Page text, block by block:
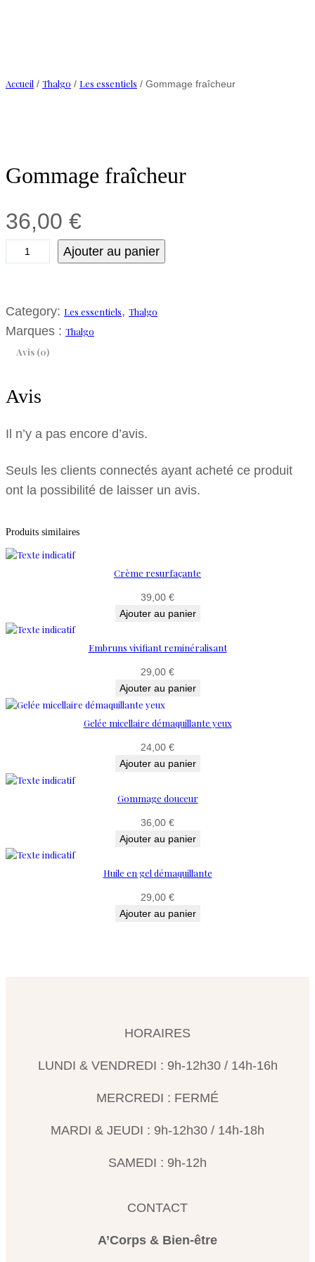
Accueil / Thalgo / Les essentiels / Gommage fraîcheur
Gommage fraîcheur
36,00 €
Ajouter au panier
Category: Les essentiels, Thalgo
Marques : Thalgo
Avis (0)
Avis
Il n’y a pas encore d’avis.
Seuls les clients connectés ayant acheté ce produit
ont la possibilité de laisser un avis.
Produits similaires
Crème resurfaçante
39,00 €
Ajouter au panier
Embruns vivifiant reminéralisant
29,00 €
Ajouter au panier
Gelée micellaire démaquillante yeux
24,00 €
Ajouter au panier
Gommage douceur
36,00 €
Ajouter au panier
Huile en gel démaquillante
29,00 €
Ajouter au panier
HORAIRES
LUNDI & VENDREDI : 9h-12h30 / 14h-16h
MERCREDI : FERMÉ
MARDI & JEUDI : 9h-12h30 / 14h-18h
SAMEDI : 9h-12h
CONTACT
A’Corps & Bien-être